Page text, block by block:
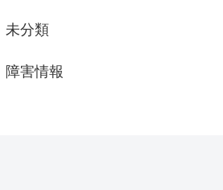
未分類
障害情報